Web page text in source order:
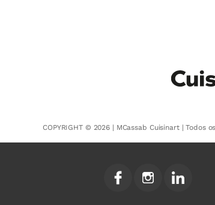
COPYRIGHT © 2026 | MCassab Cuisinart | Todos